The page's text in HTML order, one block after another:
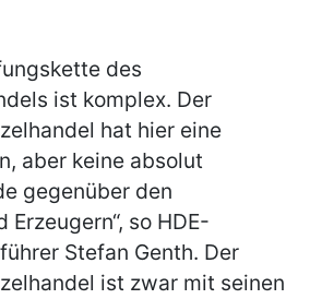
des
ist komplex. Der
hat hier eine
aber keine absolut
gegenüber den
Erzeugern“, so HDE-
Stefan Genth. Der
ist zwar mit seinen